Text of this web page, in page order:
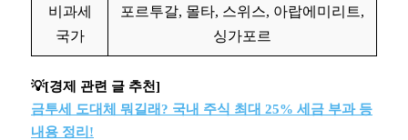
비과세
국가
포르투갈, 몰타, 스위스, 아랍에미리트,
싱가포르
💡[경제 관련 글 추천]
금투세 도대체 뭐길래? 국내 주식 최대 25% 세금 부과 등
내용 정리!